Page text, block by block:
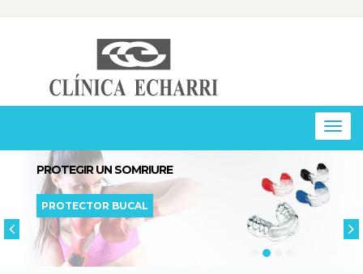
PROTEGIR UN SOMRIURE
PROTECTOR BUCAL